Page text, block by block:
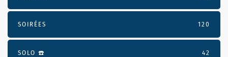
SOIRÉES 120
SOLO ☎️ 42